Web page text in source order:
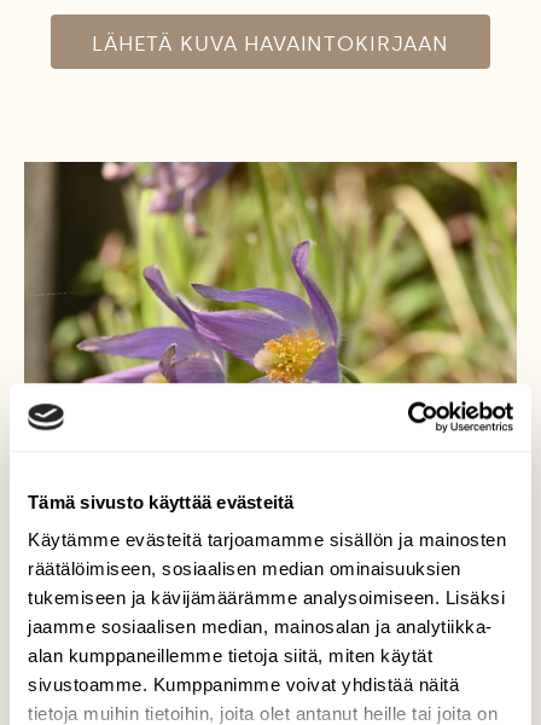
Tämä sivusto käyttää evästeitä
Käytämme evästeitä tarjoamamme sisällön ja mainosten
räätälöimiseen, sosiaalisen median ominaisuuksien
tukemiseen ja kävijämäärämme analysoimiseen. Lisäksi
jaamme sosiaalisen median, mainosalan ja analytiikka-
alan kumppaneillemme tietoja siitä, miten käytät
sivustoamme. Kumppanimme voivat yhdistää näitä
tietoja muihin tietoihin, joita olet antanut heille tai joita on
LÄHETÄ KUVA HAVAINTOKIRJAAN